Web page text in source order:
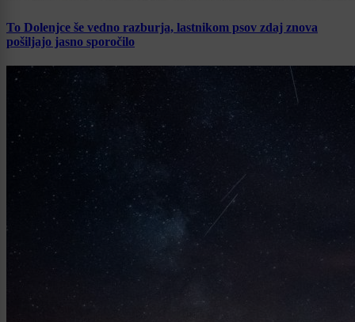
To Dolenjce še vedno razburja, lastnikom psov zdaj znova
pošiljajo jasno sporočilo